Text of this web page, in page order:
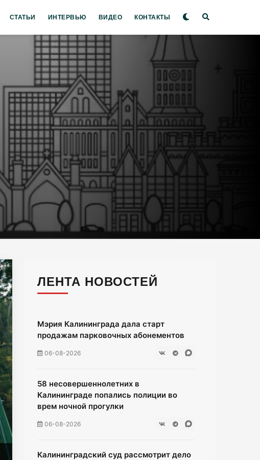
СТАТЬИ ИНТЕРВЬЮ ВИДЕО КОНТАКТЫ
ЛЕНТА НОВОСТЕЙ
Мэрия Калининграда дала старт
продажам парковочных абонементов
06-08-2026
58 несовершеннолетних в
Калининграде попались полиции во
врем ночной прогулки
06-08-2026
Калининградский суд рассмотрит дело